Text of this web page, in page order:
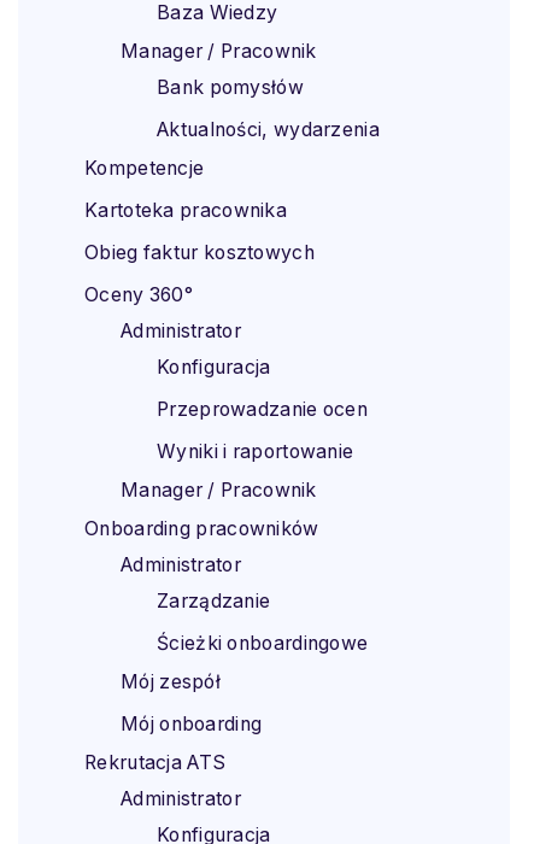
Baza Wiedzy
Manager / Pracownik
Bank pomysłów
Aktualności, wydarzenia
Kompetencje
Kartoteka pracownika
Obieg faktur kosztowych
Oceny 360°
Administrator
Konfiguracja
Przeprowadzanie ocen
Wyniki i raportowanie
Manager / Pracownik
Onboarding pracowników
Administrator
Zarządzanie
Ścieżki onboardingowe
Mój zespół
Mój onboarding
Rekrutacja ATS
Administrator
Konfiguracja